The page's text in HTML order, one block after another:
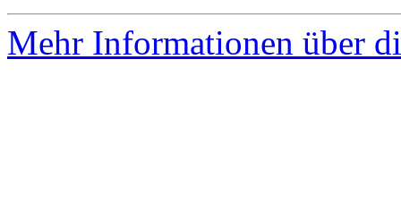
Mehr Informationen über